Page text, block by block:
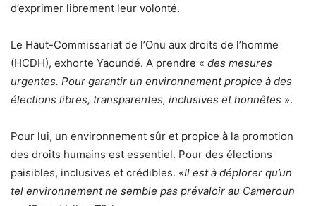
d’exprimer librement leur volonté.
Le Haut-Commissariat de l’Onu aux droits de l’homme
(HCDH), exhorte Yaoundé. A prendre « des mesures
urgentes. Pour garantir un environnement propice à des
élections libres, transparentes, inclusives et honnêtes ».
Pour lui, un environnement sûr et propice à la promotion
des droits humains est essentiel. Pour des élections
paisibles, inclusives et crédibles. «Il est à déplorer qu’un
tel environnement ne semble pas prévaloir au Cameroun